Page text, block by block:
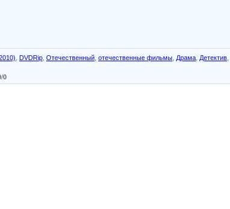
DVDRip Отечественный отечественные фильмы Драма Детектив
/0